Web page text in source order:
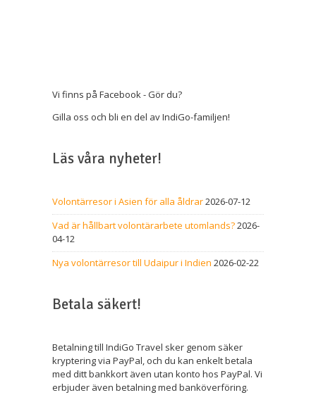
Vi finns på Facebook - Gör du?
Gilla oss och bli en del av IndiGo-familjen!
Läs våra nyheter!
Volontärresor i Asien för alla åldrar2026-07-12
Vad är hållbart volontärarbete utomlands?2026-
04-12
Nya volontärresor till Udaipur i Indien 2026-02-22
Betala säkert!
Betalning till IndiGo Travel sker genom säker
kryptering via PayPal, och du kan enkelt betala
med ditt bankkort även utan konto hos PayPal. Vi
erbjuder även betalning med banköverföring.